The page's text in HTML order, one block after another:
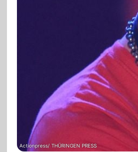
Actionpress/ THÜRINGEN PRESS